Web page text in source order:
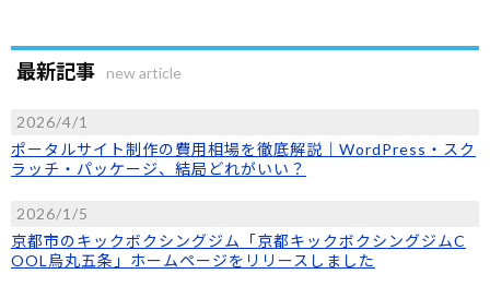
最新記事 new article
2026/4/1
ポータルサイト制作の費用相場を徹底解説｜WordPress・スク
ラッチ・パッケージ、結局どれがいい？
2026/1/5
京都市のキックボクシングジム「京都キックボクシングジムC
OOL烏丸五条」ホームページをリリースしました